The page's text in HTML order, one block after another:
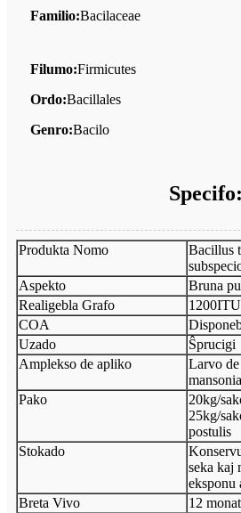
Familio:Bacilaceae
Filumo:Firmicutes
Ordo:Bacillales
Genro:Bacilo
Specifo:
Produkta Nomo
Bacillus
Aspekto
Bruna
Realigebla Grafo
COA
Uzado
Ŝprucigi
Amplekso de apliko
Larvo de
Pako
20kg/
25kg/
postulis
Stokado
seka kaj
eksponu
Breta Vivo
12